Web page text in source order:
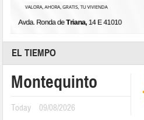
EL TIEMPO
Montequinto
Today 09/08/2026